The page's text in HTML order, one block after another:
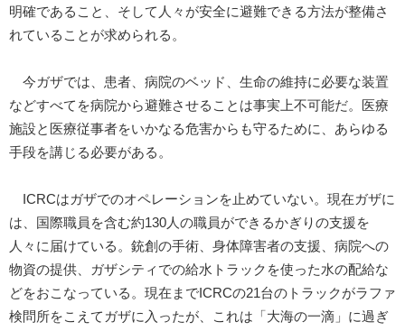
明確であること、そして人々が安全に避難できる方法が整備さ
れていることが求められる。
今ガザでは、患者、病院のベッド、生命の維持に必要な装置
などすべてを病院から避難させることは事実上不可能だ。医療
施設と医療従事者をいかなる危害からも守るために、あらゆる
手段を講じる必要がある。
ICRCはガザでのオペレーションを止めていない。現在ガザに
は、国際職員を含む約130人の職員ができるかぎりの支援を
人々に届けている。銃創の手術、身体障害者の支援、病院への
物資の提供、ガザシティでの給水トラックを使った水の配給な
どをおこなっている。現在までICRCの21台のトラックがラファ
検問所をこえてガザに入ったが、これは「大海の一滴」に過ぎ